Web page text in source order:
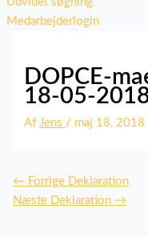
Medarbejderlogin
DOPCE-
18-05-
Af Jens / maj 18, 2018
← Forrige Deklaration
Næste Deklaration →